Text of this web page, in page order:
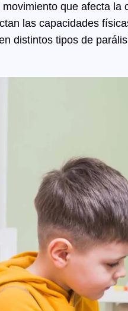
que afecta
las capacidades
distintos tipos de